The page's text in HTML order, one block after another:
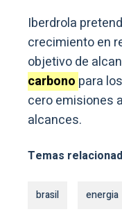
Iberdrola
crecimiento en
objetivo de
carbono para
cero emisiones
alcances.
Temas
brasil energia